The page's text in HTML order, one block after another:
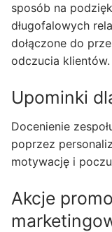
sposób na
długofalowych
dołączone do
odczucia klientów.
Upominki
Docenienie
poprzez
motywację i
Akcje